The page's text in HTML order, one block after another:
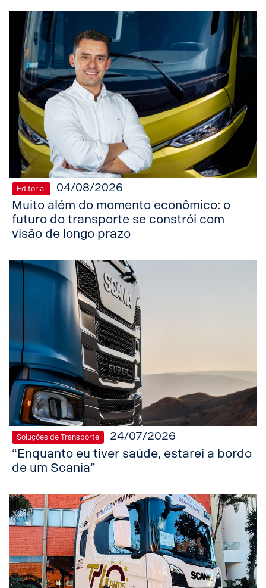
Editorial 04/08/2026
Muito além do momento econômico: o
futuro do transporte se constrói com
visão de longo prazo
Soluções de Transporte 24/07/2026
“Enquanto eu tiver saúde, estarei a bordo
de um Scania”